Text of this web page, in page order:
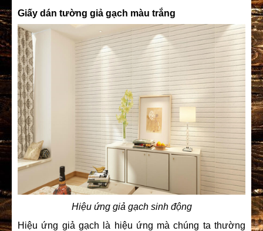
Giấy dán tường giả gạch màu trắng
Hiệu ứng giả gạch sinh động
Hiệu ứng giả gạch là hiệu ứng mà chúng ta thường